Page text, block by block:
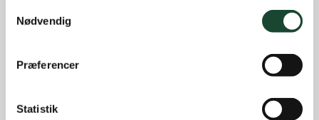
Nødvendig
Præferencer
Statistik